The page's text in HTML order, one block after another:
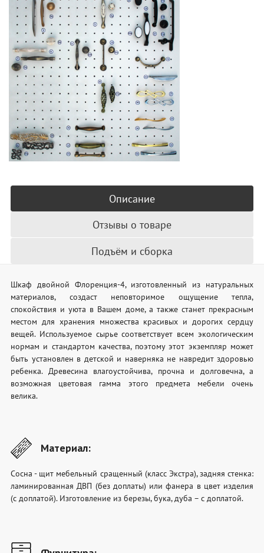
Описание
Отзывы о товаре
Подъём и сборка
Шкаф двойной Флоренция-4, изготовленный из натуральных
материалов, создаст неповторимое ощущение тепла,
спокойствия и уюта в Вашем доме, а также станет прекрасным
местом для хранения множества красивых и дорогих сердцу
вещей. Используемое сырье соответствует всем экологическим
нормам и стандартом качества, поэтому этот экземпляр может
быть установлен в детской и наверняка не навредит здоровью
ребенка. Древесина влагоустойчива, прочна и долговечна, а
возможная цветовая гамма этого предмета мебели очень
велика.
Материал:
Сосна - щит мебельный сращенный (класс Экстра), задняя стенка:
ламинированная ДВП (без доплаты) или фанера в цвет изделия
(с доплатой). Изготовление из березы, бука, дуба – с доплатой.